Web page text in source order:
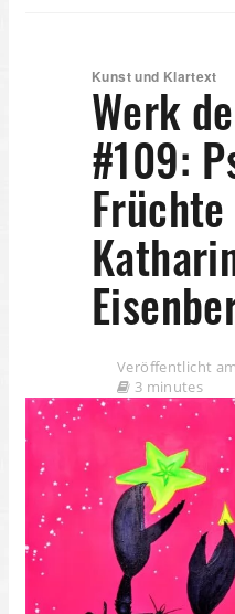
Kunst und Klartext
Werk
#109:
Veröffentlicht am
3 minutes